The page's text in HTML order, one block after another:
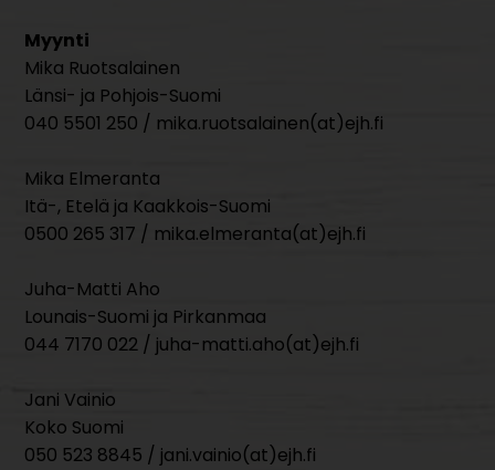
Myynti
Mika Ruotsalainen
Länsi- ja Pohjois-Suomi
040 5501 250 / mika.ruotsalainen(at)ejh.fi
Mika Elmeranta
Itä-, Etelä ja Kaakkois-Suomi
0500 265 317 / mika.elmeranta(at)ejh.fi
Juha-Matti Aho
Lounais-Suomi ja Pirkanmaa
044 7170 022 / juha-matti.aho(at)ejh.fi
Jani Vainio
Koko Suomi
050 523 8845 / jani.vainio(at)ejh.fi